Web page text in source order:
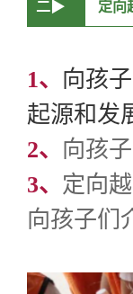
二▶ 定向
1、 向孩
起源和发
2、 向孩
3、 定向
向孩子们